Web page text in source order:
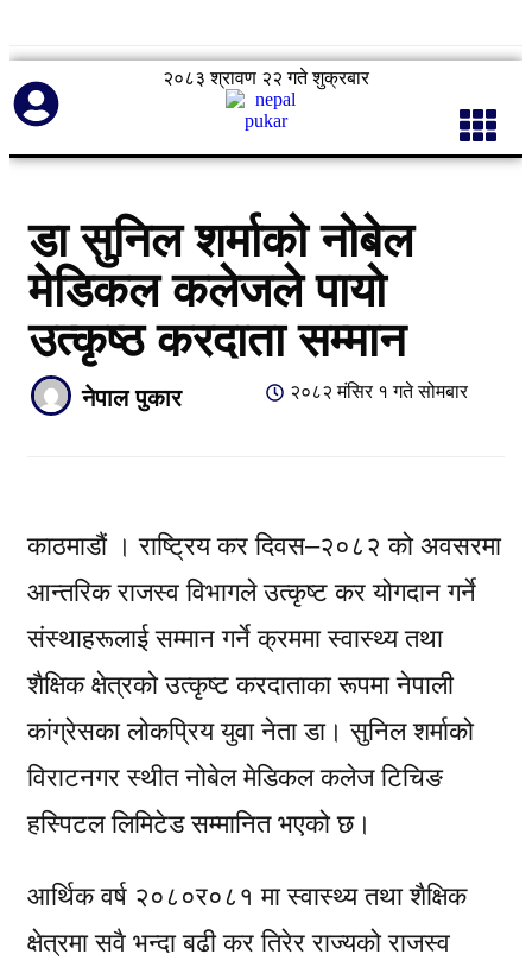
२०८३ श्रावण २२ गते शुक्रबार
डा सुनिल शर्माको नोबेल
मेडिकल कलेजले पायो
उत्कृष्ठ करदाता सम्मान
नेपाल पुकार २०८२ मंसिर १ गते सोमबार
काठमाडौं । राष्ट्रिय कर दिवस–२०८२ को अवसरमा
आन्तरिक राजस्व विभागले उत्कृष्ट कर योगदान गर्ने
संस्थाहरूलाई सम्मान गर्ने क्रममा स्वास्थ्य तथा
शैक्षिक क्षेत्रको उत्कृष्ट करदाताका रूपमा नेपाली
कांग्रेसका लोकप्रिय युवा नेता डा। सुनिल शर्माको
विराटनगर स्थीत नोबेल मेडिकल कलेज टिचिङ
हस्पिटल लिमिटेड सम्मानित भएको छ।
आर्थिक वर्ष २०८०र०८१ मा स्वास्थ्य तथा शैक्षिक
क्षेत्रमा सवै भन्दा बढी कर तिरेर राज्यको राजस्व